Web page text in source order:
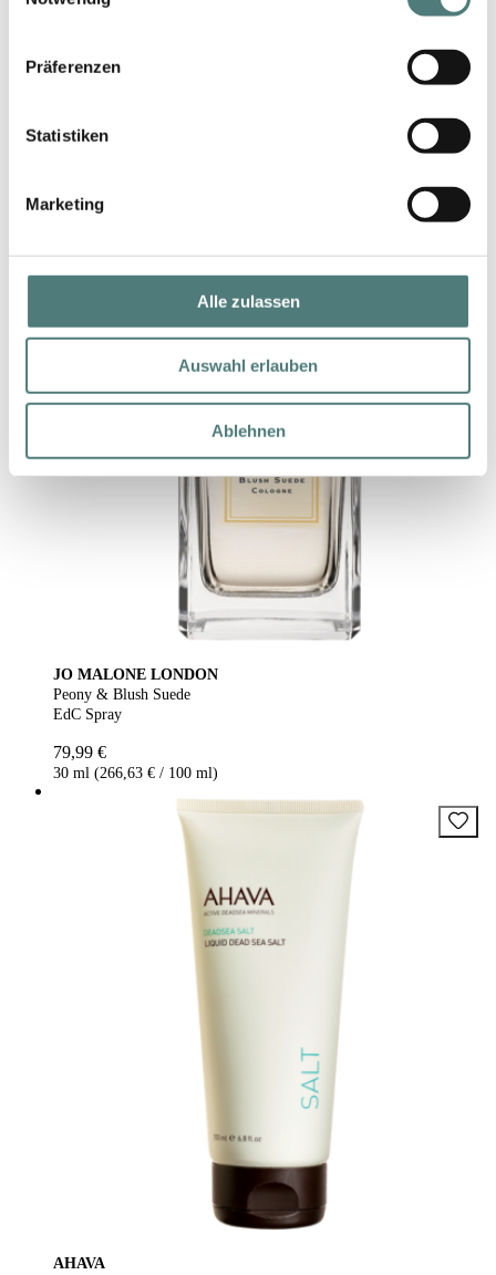
Präferenzen
Statistiken
Marketing
Alle zulassen
Auswahl erlauben
Ablehnen
Perfume
JO MALONE LONDON
Peony & Blush Suede
EdC Spray
79,99 €
30 ml (266,63 € / 100 ml)
AHAVA